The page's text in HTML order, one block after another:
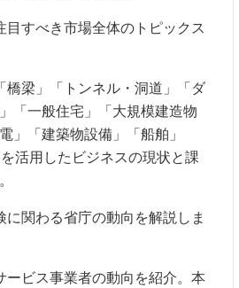
すべき市場全体のトピックス
梁」「トンネル・洞道」「ダ
「一般住宅」「大規模建造物
」「建築物設備」「船舶」
活用したビジネスの現状と課
関わる省庁の動向を解説しま
ビス事業者の動向を紹介。本